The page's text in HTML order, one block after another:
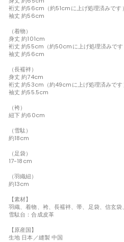
裄丈 約56cm（約51cmに上げ処理済みです）
袖丈 約56cm
（着物）
身丈 約101cm
裄丈 約55cm（約50cmに上げ処理済みです
袖丈 約56cm
（長襦袢）
身丈 約74cm
裄丈 約53cm（約49cmに上げ処理済みです
袖丈 約55.5cm
（袴）
紐下 約60cm
（雪駄）
約18cm
（足袋）
17-18cm
（羽織紐）
約13cm
【素材】
羽織、着物、袴、長襦袢、帯、足袋、信玄
雪駄台：合成皮革
【原産国】
生地 日本／縫製 中国